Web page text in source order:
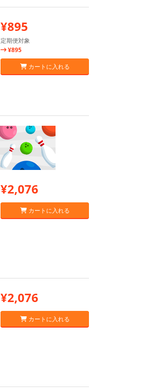
¥895
定期便対象
¥895
カートに入れる
¥2,076
カートに入れる
¥2,076
カートに入れる